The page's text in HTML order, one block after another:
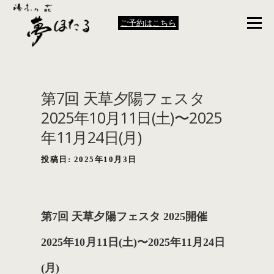
ご予約はこちら メ
お料理
温泉
第7回 天草夕陽フェスタ
2025年10月11日(土)〜2025
年11月24日(月)
投稿日: 2025年10月3日
第7回 天草夕陽フェスタ 2025開催
2025年10月11日(土)〜2025年11月24日
(月)